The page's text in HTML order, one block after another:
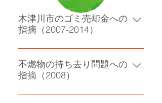
木津川市のゴミ売却金への
指摘（2007-2014）
分別ゴミ・再資源ごみの売却金は
市の財産と主張 ２０１４年より市
の収入へ
不燃物の持ち去り問題への
指摘（2008）
不燃物持ち去りが多発し、住民の